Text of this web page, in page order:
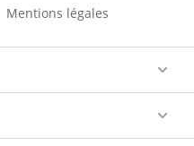
Mentions légales